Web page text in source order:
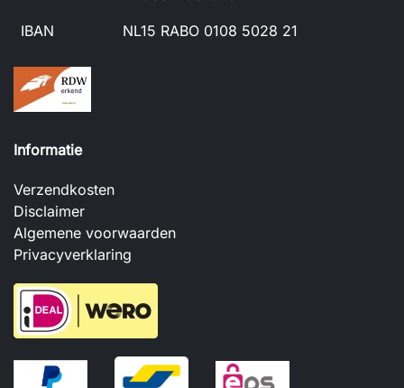
IBAN
NL15 RABO 0108 5028 21
Informatie
Verzendkosten
Disclaimer
Algemene voorwaarden
Privacyverklaring